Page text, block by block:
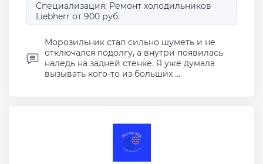
Специализация: Ремонт холодильников
Liebherr от 900 руб.
Морозильник стал сильно шуметь и не
отключался подолгу, а внутри появилась
наледь на задней стенке. Я уже думала
вызывать кого-то из больших ...